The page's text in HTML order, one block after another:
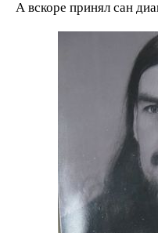
А вскоре принял сан